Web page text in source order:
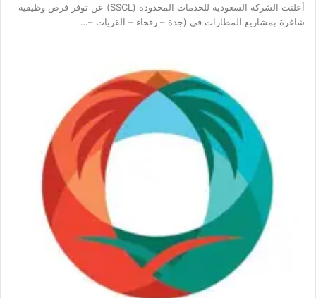
أعلنت الشركة السعودية للخدمات المحدودة (SSCL) عن توفر فرص وظيفية
شاغرة بمشاريع المطارات في (جدة – رفحاء – القريات –…